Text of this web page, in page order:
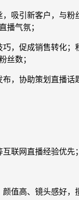
，吸引新客户，与粉
播气氛；
巧，促成销售转化；
丝数；
，协助策划直播话
联网直播经验优先；
值高、镜头感好，